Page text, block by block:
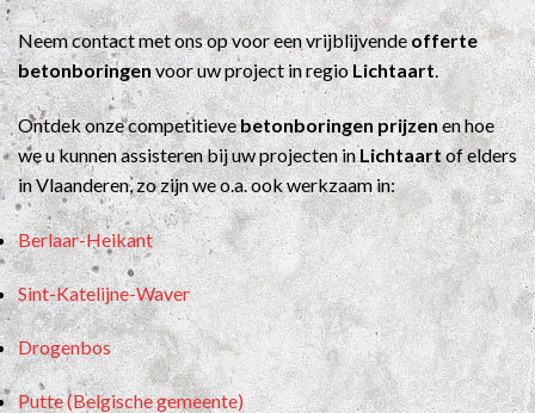
Neem contact met ons op voor een vrijblijvendeofferte
betonboringenvoor uw project in regio Lichtaart.
Ontdek onze competitievebetonboringen prijzenen hoe
we u kunnen assisteren bij uw projecten inLichtaartof elders
in Vlaanderen, zo zijn we o.a. ook werkzaam in:
Berlaar-Heikant
Sint-Katelijne-Waver
Drogenbos
Putte (Belgische gemeente)